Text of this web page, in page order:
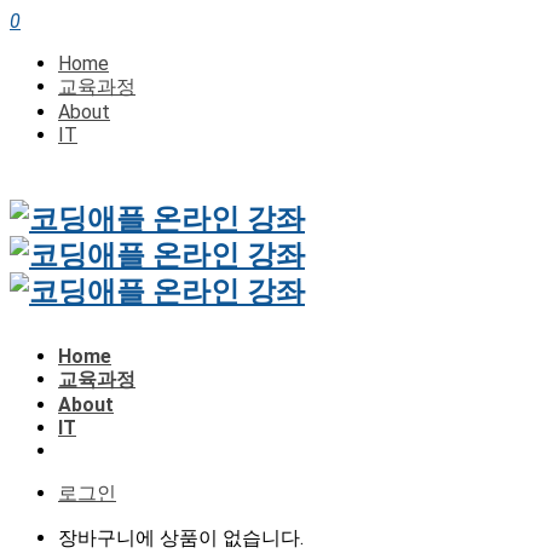
0
Home
교육과정
About
IT
Home
교육과정
About
IT
로그인
장바구니에 상품이 없습니다.